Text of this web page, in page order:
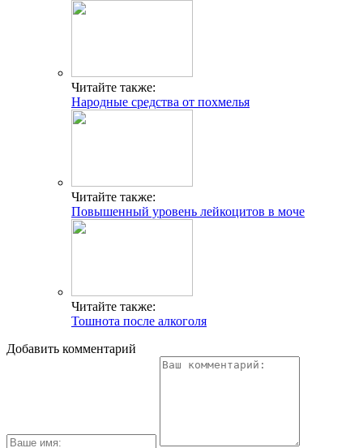
Читайте также:
Народные средства от похмелья
Читайте также:
Повышенный уровень лейкоцитов в моче
Читайте также:
Тошнота после алкоголя
Добавить комментарий